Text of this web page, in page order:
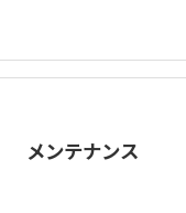
メンテナンス